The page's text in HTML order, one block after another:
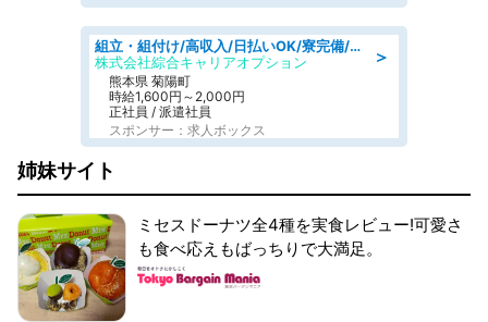
＞
組立・組付け/高収入/日払いOK/寮完備/交替制/20・30・40代活躍中
株式会社綜合キャリアオプション
熊本県 菊陽町
時給1,600円～2,000円
正社員 / 派遣社員
スポンサー：求人ボックス
姉妹サイト
ミセスドーナツ全4種を実食レビュー!可愛さ
も食べ応えもばっちりで大満足。